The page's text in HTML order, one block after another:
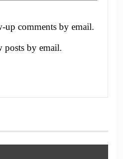
comments by email.
by email.